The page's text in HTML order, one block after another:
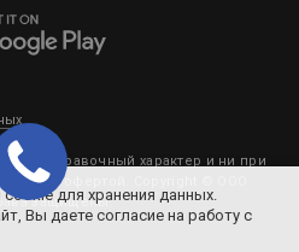
справочный характер и ни при
офертой. Copyright © ООО
защищены.
для хранения данных.
Вы даете согласие на работу с